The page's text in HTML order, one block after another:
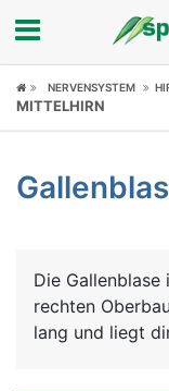
Fokus
Symptome
News
NERVENSYSTEM
MITTELHIRN
Die
rechten
lang und liegt